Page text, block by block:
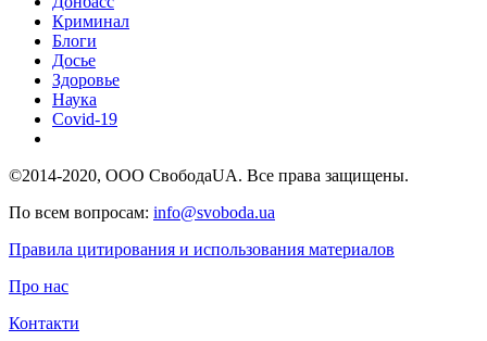
Криминал
Блоги
Досье
Здоровье
Наука
Covid-19
©2014-2020, ООО СвободаUA. Все права защищены.
По всем вопросам: info@svoboda.ua
Правила цитирования и использования материалов
Про нас
Контакти